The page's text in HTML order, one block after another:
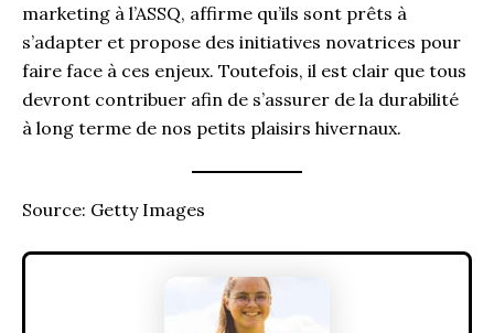
marketing à l’ASSQ, affirme qu’ils sont prêts à
s’adapter et propose des initiatives novatrices pour
faire face à ces enjeux. Toutefois, il est clair que tous
devront contribuer afin de s’assurer de la durabilité
à long terme de nos petits plaisirs hivernaux.
Source: Getty Images